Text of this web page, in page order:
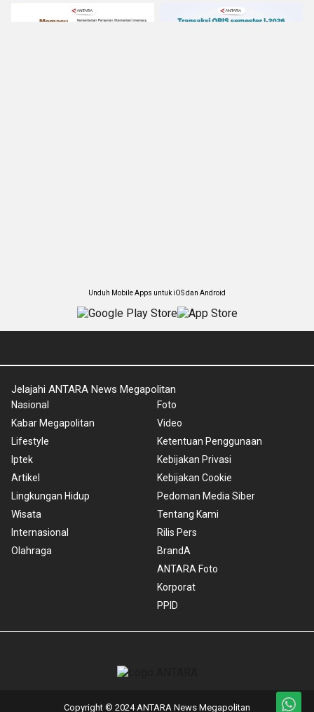
Unduh Mobile Apps untuk iOS dan Android
Jelajahi ANTARA News Megapolitan
Nasional
Kabar Megapolitan
Lifestyle
Iptek
Artikel
Lingkungan Hidup
Wisata
Internasional
Olahraga
Foto
Video
Ketentuan Penggunaan
Kebijakan Privasi
Kebijakan Cookie
Pedoman Media Siber
Tentang Kami
Rilis Pers
BrandA
ANTARA Foto
Korporat
PPID
Copyright © 2024 ANTARA News Megapolitan